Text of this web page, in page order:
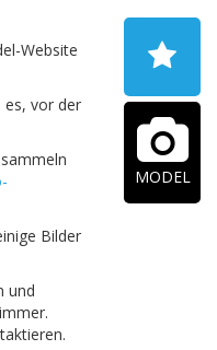
Website
es, vor der
Bilder
und
MODEL